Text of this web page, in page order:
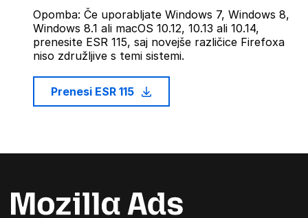
Opomba: Če uporabljate Windows 7, Windows 8,
Windows 8.1 ali macOS 10.12, 10.13 ali 10.14,
prenesite ESR 115, saj novejše različice Firefoxa
niso združljive s temi sistemi.
Prenesi ESR 115